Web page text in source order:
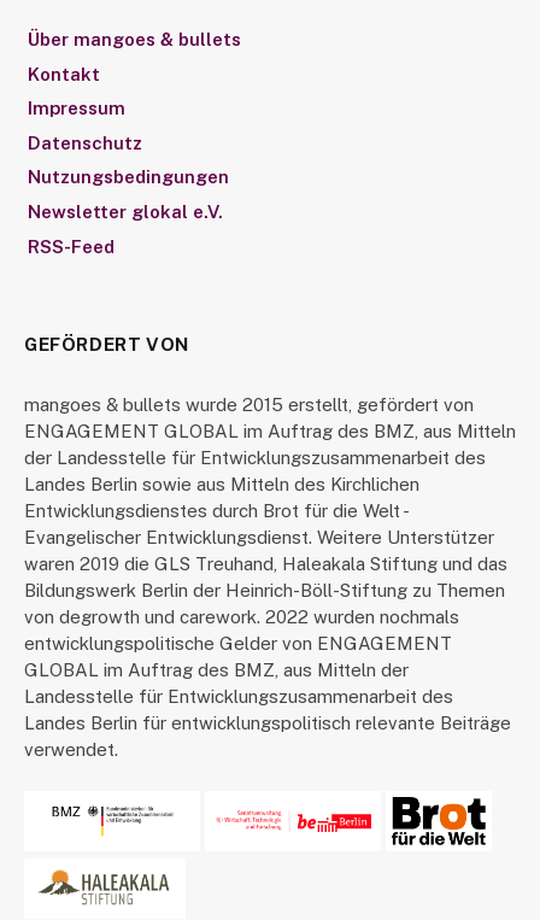
Über mangoes & bullets
Kontakt
Impressum
Datenschutz
Nutzungsbedingungen
Newsletter glokal e.V.
RSS-Feed
GEFÖRDERT VON
mangoes & bullets wurde 2015 erstellt, gefördert von
ENGAGEMENT GLOBAL im Auftrag des BMZ, aus Mitteln
der Landesstelle für Entwicklungszusammenarbeit des
Landes Berlin sowie aus Mitteln des Kirchlichen
Entwicklungsdienstes durch Brot für die Welt -
Evangelischer Entwicklungsdienst. Weitere Unterstützer
waren 2019 die GLS Treuhand, Haleakala Stiftung und das
Bildungswerk Berlin der Heinrich-Böll-Stiftung zu Themen
von degrowth und carework. 2022 wurden nochmals
entwicklungspolitische Gelder von ENGAGEMENT
GLOBAL im Auftrag des BMZ, aus Mitteln der
Landesstelle für Entwicklungszusammenarbeit des
Landes Berlin für entwicklungspolitisch relevante Beiträge
verwendet.